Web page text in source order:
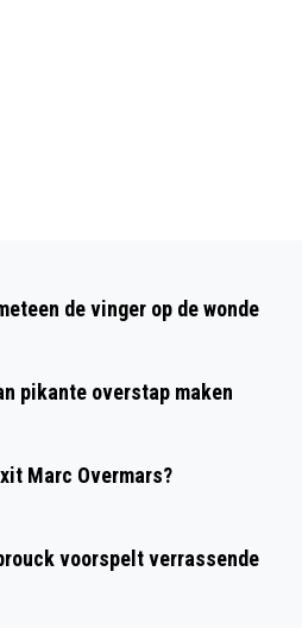
de vinger op de wonde
pikante overstap maken
Marc Overmars?
voorspelt verrassende